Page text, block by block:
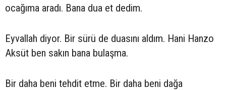
ocağıma aradı. Bana dua et dedim.
Eyvallah diyor. Bir sürü de duasını aldım. Hani Hanzo
Aksüt ben sakın bana bulaşma.
Bir daha beni tehdit etme. Bir daha beni dağa